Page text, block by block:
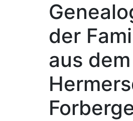
der
aus